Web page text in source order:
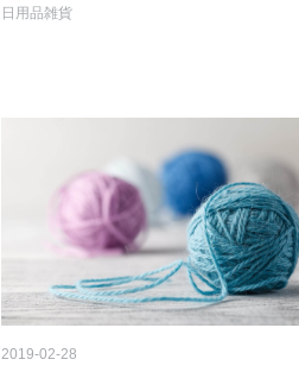
日用品雑貨
2019-02-28